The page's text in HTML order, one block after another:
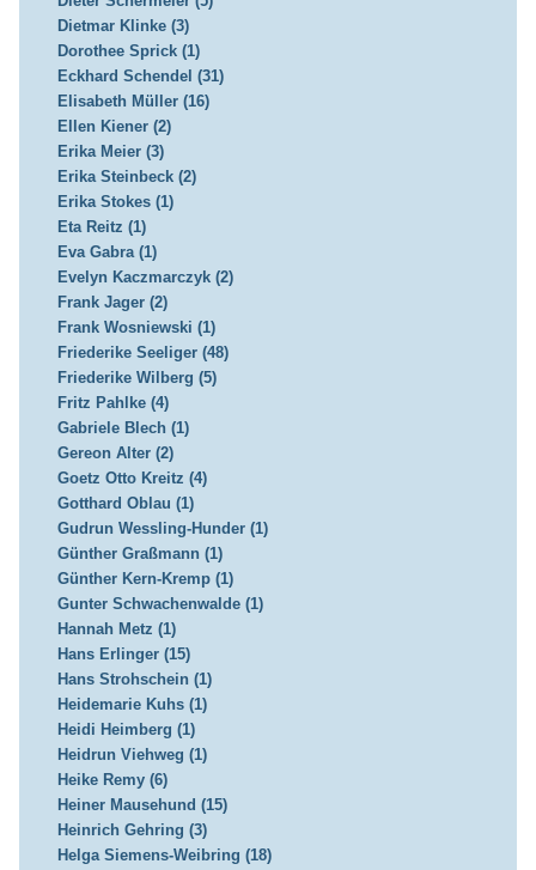
Dietmar Klinke (3)
Dorothee Sprick (1)
Eckhard Schendel (31)
Elisabeth Müller (16)
Ellen Kiener (2)
Erika Meier (3)
Erika Steinbeck (2)
Erika Stokes (1)
Eta Reitz (1)
Eva Gabra (1)
Evelyn Kaczmarczyk (2)
Frank Jager (2)
Frank Wosniewski (1)
Friederike Seeliger (48)
Friederike Wilberg (5)
Fritz Pahlke (4)
Gabriele Blech (1)
Gereon Alter (2)
Goetz Otto Kreitz (4)
Gotthard Oblau (1)
Gudrun Wessling-Hunder (1)
Günther Graßmann (1)
Günther Kern-Kremp (1)
Gunter Schwachenwalde (1)
Hannah Metz (1)
Hans Erlinger (15)
Hans Strohschein (1)
Heidemarie Kuhs (1)
Heidi Heimberg (1)
Heidrun Viehweg (1)
Heike Remy (6)
Heiner Mausehund (15)
Heinrich Gehring (3)
Helga Siemens-Weibring (18)